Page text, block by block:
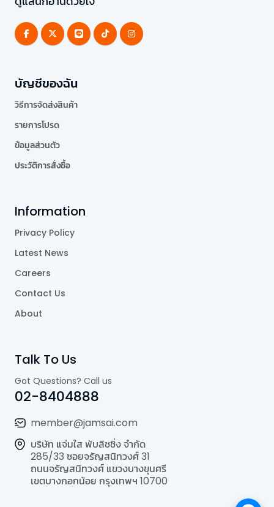
บัญชีของฉัน
วิธีการจัดส่งสินค้า
รายการโปรด
ข้อมูลส่วนตัว
ประวัติการสั่งซื้อ
Information
Privacy Policy
Latest News
Careers
Contact Us
About
Talk To Us
Got Questions? Call us
02-8404888
member@jamsai.com
บริษัท แจ่มใส พับลิชชิ่ง จำกัด
285/33 ซอยจรัญสนิทวงศ์ 31
ถนนจรัญสนิทวงศ์ แขวงบางขุนศรี
เขตบางกอกน้อย กรุงเทพฯ 10700